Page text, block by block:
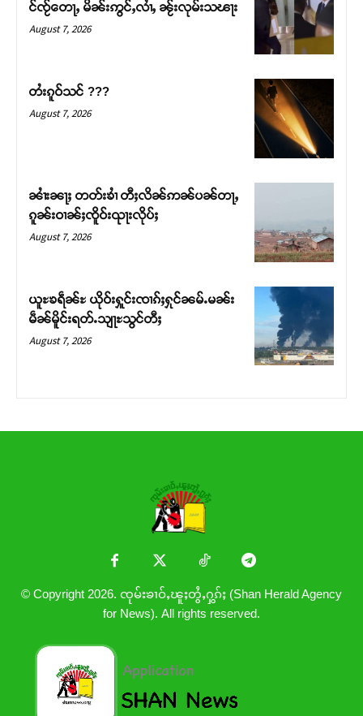
တႃႇႁႂ်ႈသဵင်ၵၢင်ၸႂ်ၵူၼ်းမိူင်း ၵူႈတီႈၵူႈလႅၼ်ပေႃးတေၸွ
တ်ႇ တူဝ်ႈလုမ်ႈၾႃႉၼၼ်ႉ ၶဝ်ႈႁူမ်ႈၵမ်ႉထႅမ် ၸုမ်းၶၢ
င်ၸႂ်တေႃႇ မိၼ်းဢွင်ႇလၢႆႇ ၼႂ်းလုမ်းသၽႃး
August 7, 2026
တႆးၵူဝ်သင် ???
August 7, 2026
ၼၢႆးၼႃႈ တတ်းၶၢႆ တီႈလိၼ်ဢၼ်ပၼ်တႃႇ
ၵူၼ်းဝၢၼ်ႈၸိူဝ်းၺႃးလိုပ်ႈ
August 7, 2026
ယူႊၶရဵၼ်ႊ ယိုဝ်းႁူင်းၸၢၵ်ႈႁုင်ၼမ်ႉမၼ်း
မဵၼ်မိူင်းရတ်ႉသျႃႊသွင်တီႈ
August 7, 2026
© Copyright 2026. ၸုမ်းၶၢဝ်ႇၽူႈတွႆႇႁွၵ်ႈ (Shan Herald Agency
for News). All rights reserved.